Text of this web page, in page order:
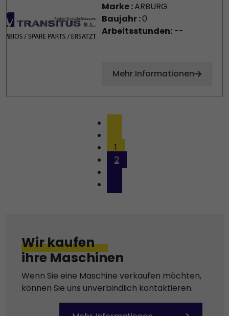
Marke :ARBURG
Baujahr :0
Arbeitsstunden:--
Mehr Informationen
1
2
Wir kaufen
ihre Maschinen
Wenn Sie eine Maschine verkaufen möchten,
können Sie uns unverbindlich kontaktieren.